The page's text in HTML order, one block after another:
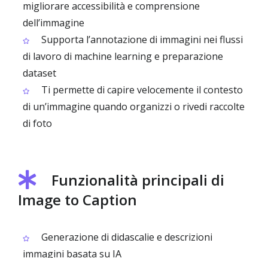
migliorare accessibilità e comprensione
dell’immagine
Supporta l’annotazione di immagini nei flussi
di lavoro di machine learning e preparazione
dataset
Ti permette di capire velocemente il contesto
di un’immagine quando organizzi o rivedi raccolte
di foto
Funzionalità principali di
Image to Caption
Generazione di didascalie e descrizioni
immagini basata su IA